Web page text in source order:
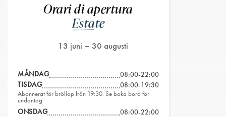
Orari di apertura
Estate
13 juni – 30 augusti
MÅNDAG 08:00-22:00
TISDAG 08:00-19:30
Abonnerat för bröllop från 19:30. Se boka bord för
undantag
ONSDAG 08:00-22:00